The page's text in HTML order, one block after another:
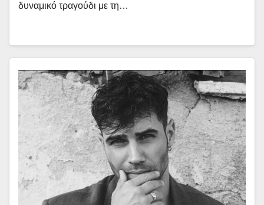
δυναμικό τραγούδι με τη…